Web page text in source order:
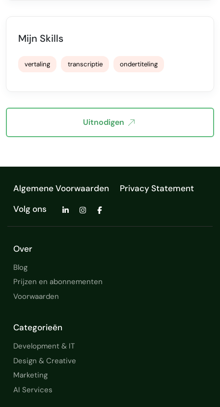
Mijn Skills
vertaling transcriptie ondertiteling
Uitnodigen
Algemene Voorwaarden
Privacy Statement
Volg ons
Over
Blog
Prijzen en abonnementen
Voorwaarden
Categorieën
Development & IT
Design & Creative
Marketing
AI Services